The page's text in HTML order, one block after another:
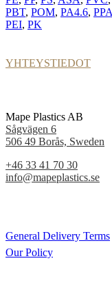
PBT, POM, PA4.6, PPA
PEI, PK
YHTEYSTIEDOT
Mape Plastics AB
Sågvägen 6
506 49 Borås, Sweden
+46 33 41 70 30
info@mapeplastics.se
General Delivery Terms
Our Policy